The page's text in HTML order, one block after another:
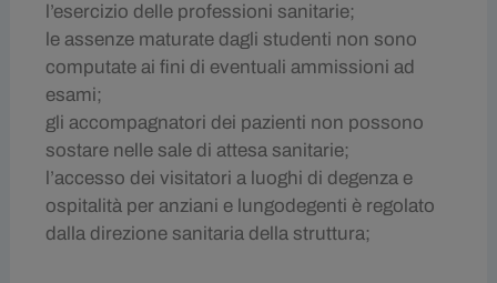
l’esercizio delle professioni sanitarie;
le assenze maturate dagli studenti non sono
computate ai fini di eventuali ammissioni ad
esami;
gli accompagnatori dei pazienti non possono
sostare nelle sale di attesa sanitarie;
l’accesso dei visitatori a luoghi di degenza e
ospitalità per anziani e lungodegenti è regolato
dalla direzione sanitaria della struttura;